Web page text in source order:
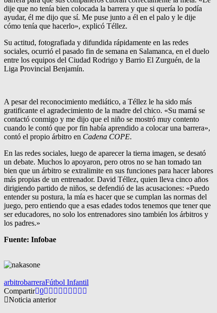
dije que no tenía bien colocada la barrera y que si quería lo podía
ayudar, él me dijo que sí. Me puse junto a él en el palo y le dije
cómo tenía que hacerlo», explicó Téllez.
Su actitud, fotografiada y difundida rápidamente en las redes
sociales, ocurrió el pasado fin de semana en Salamanca, en el duelo
entre los equipos del Ciudad Rodrigo y Barrio El Zurguén, de la
Liga Provincial Benjamín.
A pesar del reconocimiento mediático, a Téllez le ha sido más
gratificante el agradecimiento de la madre del chico. «Su mamá se
contactó conmigo y me dijo que el niño se mostró muy contento
cuando le contó que por fin había aprendido a colocar una barrera»,
contó el propio árbitro en Cadena COPE.
En las redes sociales, luego de aparecer la tierna imagen, se desató
un debate. Muchos lo apoyaron, pero otros no se han tomado tan
bien que un árbitro se extralimite en sus funciones para hacer labores
más propias de un entrenador. David Téllez, quien lleva cinco años
dirigiendo partido de niños, se defendió de las acusaciones: «Puedo
entender su postura, la mía es hacer que se cumplan las normas del
juego, pero entiendo que a esas edades todos tenemos que tener que
ser educadores, no solo los entrenadores sino también los árbitros y
los padres.»
Fuente: Infobae
arbitrobarreraFútbol Infantil
Compartir 0
Noticia anterior